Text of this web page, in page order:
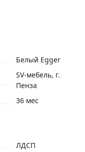
Белый Egger
SV-мебель, г.
Пенза
36 мес
ЛДСП